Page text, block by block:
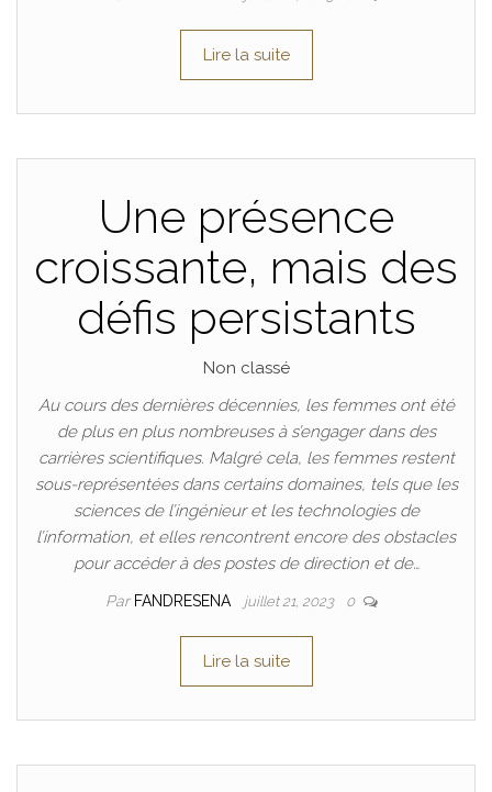
Lire la suite
Une présence
croissante, mais des
défis persistants
Non classé
Au cours des dernières décennies, les femmes ont été
de plus en plus nombreuses à s’engager dans des
carrières scientifiques. Malgré cela, les femmes restent
sous-représentées dans certains domaines, tels que les
sciences de l’ingénieur et les technologies de
l’information, et elles rencontrent encore des obstacles
pour accéder à des postes de direction et de…
Par FANDRESENA juillet 21, 2023 0
Lire la suite